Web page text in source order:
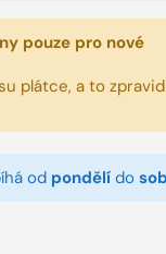
pouze pro nové
plátce, a to
od pondělído